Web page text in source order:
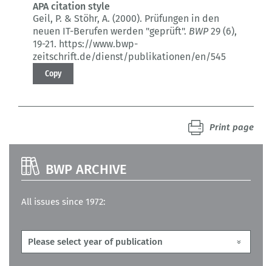
APA citation style
Geil, P. & Stöhr, A. (2000). Prüfungen in den
neuen IT-Berufen werden "geprüft". BWP29 (6),
19-21. https://www.bwp-
zeitschrift.de/dienst/publikationen/en/545
Copy
Print page
BWP ARCHIVE
All issues since 1972: